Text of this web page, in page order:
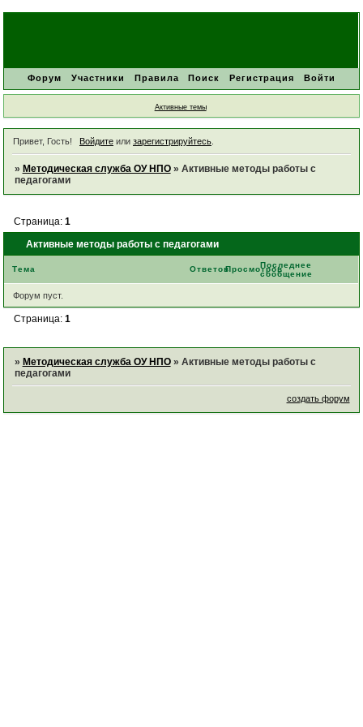
Форум Участники Правила Поиск Регистрация Войти
Активные темы
Привет, Гость! Войдитеили зарегистрируйтесь.
» Методическая служба ОУ НПО » Активные методы работы с
педагогами
Активные методы работы с педагогами
Страница: 1
Тема ОтветовПросмотровПоследнее
сообщение
Форум пуст.
Страница: 1
» Методическая служба ОУ НПО » Активные методы работы с
педагогами
создать форум